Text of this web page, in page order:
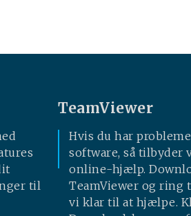
til
TeamViewer
Hvis du har
software, så tilbyder
online-hjælp.
TeamViewer og ring
vi klar til at hjælpe.